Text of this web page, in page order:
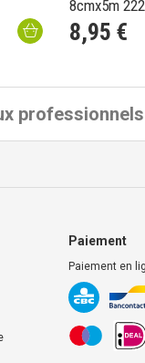
8cmx5m
8,95 €
Paiement
Paiement en